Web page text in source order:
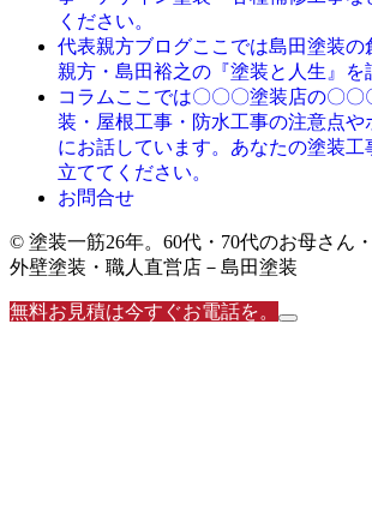
ください。
代表親方ブログここでは島田塗装
親方・島田裕之の『塗装と人生』を
コラム ここでは〇〇〇塗装店の〇〇
装・屋根工事・防水工事の注意点や
にお話しています。あなたの塗装工
立ててください。
お問合せ
© 塗装一筋26年。60代・70代のお母さん
外壁塗装・職人直営店－島田塗装
無料お見積は今すぐお電話を。